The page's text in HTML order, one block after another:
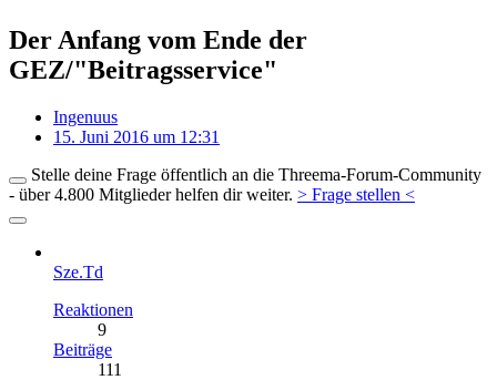
Der Anfang vom Ende der
GEZ/"Beitragsservice"
Ingenuus
15. Juni 2016 um 12:31
Stelle deine Frage öffentlich an die Threema-Forum-Community
- über 4.800 Mitglieder helfen dir weiter. > Frage stellen <
Sze.Td
Reaktionen
9
Beiträge
111